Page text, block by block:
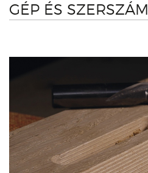
GÉP ÉS SZERSZÁM